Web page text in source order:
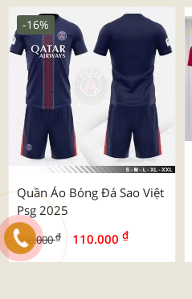
Quần Áo Bóng Đá Sao Việt
Psg 2025
130.000₫ 110.000 ₫
-16%